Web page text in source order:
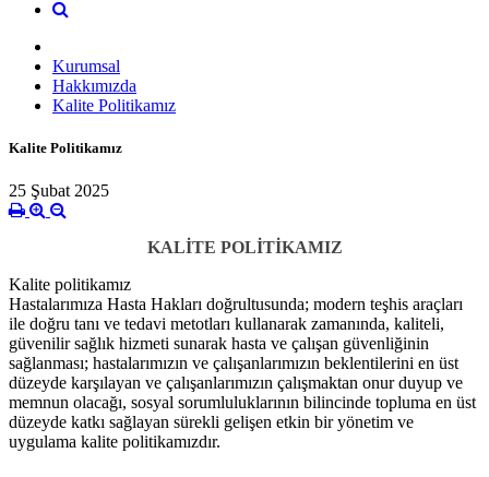
Kurumsal
Hakkımızda
Kalite Politikamız
Kalite Politikamız
25 Şubat 2025
KALİTE POLİTİKAMIZ
Kalite politikamız
Hastalarımıza Hasta Hakları doğrultusunda; modern teşhis araçları
ile doğru tanı ve tedavi metotları kullanarak zamanında, kaliteli,
güvenilir sağlık hizmeti sunarak hasta ve çalışan güvenliğinin
sağlanması; hastalarımızın ve çalışanlarımızın beklentilerini en üst
düzeyde karşılayan ve çalışanlarımızın çalışmaktan onur duyup ve
memnun olacağı, sosyal sorumluluklarının bilincinde topluma en üst
düzeyde katkı sağlayan sürekli gelişen etkin bir yönetim ve
uygulama kalite politikamızdır.